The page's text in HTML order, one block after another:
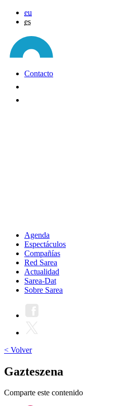
eu
es
Contacto
Agenda
Espectáculos
Compañías
Red Sarea
Actualidad
Sarea-Dat
Sobre Sarea
< Volver
Gazteszena
Comparte este contenido